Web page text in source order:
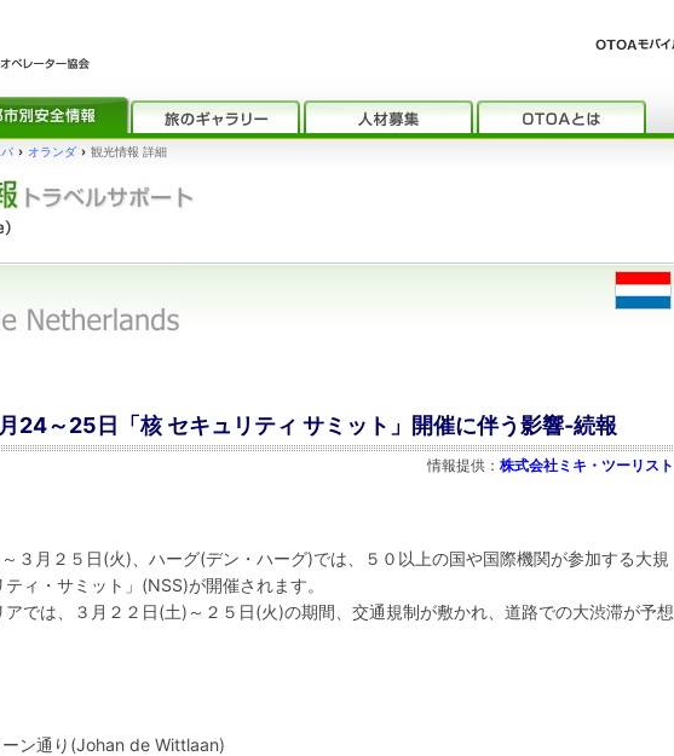
› オランダ › 観光情報 詳細
～25日「核 セキュリティ サミット」開催に伴う影響‐続報
情報提供： 株式会社ミキ・ツーリスト
３月２５日(火)、ハーグ(デン・ハーグ)では、５０以上の国や国際機関が参加する大規
ィ・サミット」(NSS)が開催されます。
アでは、３月２２日(土)～２５日(火)の期間、交通規制が敷かれ、道路での大渋滞が予想
ン通り(Johan de Wittlaan)